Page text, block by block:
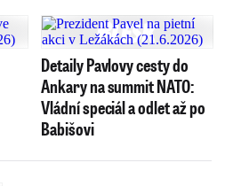
Detaily Pavlovy cesty do
Ankary na summit NATO:
Vládní speciál a odlet až po
Babišovi